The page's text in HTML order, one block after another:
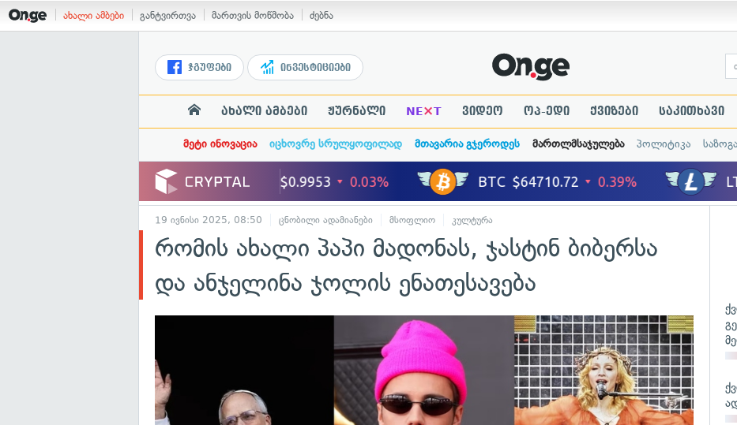
ახალი ამბები განტვირთვა მართვის მოწმობა ძებნა
ჯგუფები ინვესტიციები
ახალი ამბები ჟურნალი NE×T ვიდეო ოპ-ედი ქვიზები საკითხავი
მეტი ინოვაცია იცხოვრე სრულყოფილად მთავარია გჯეროდეს მართლმსაჯულება პოლიტიკა
19 ივნისი 2025, 08:50 ცნობილი ადამიანები მსოფლიო კულტურა
რომის ახალი პაპი მადონას, ჯასტინ ბიბერსა
და ანჯელინა ჯოლის ენათესავება